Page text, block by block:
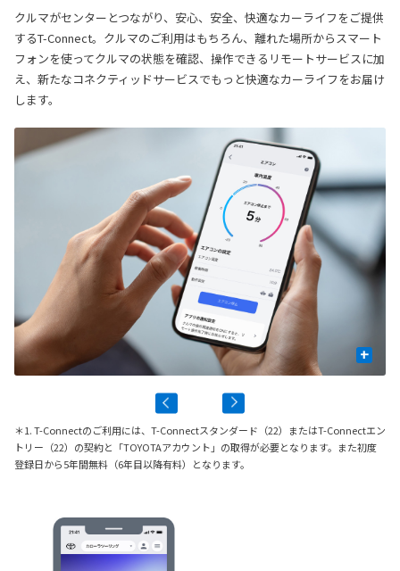
クルマがセンターとつながり、安心、安全、快適なカーライフをご提供
するT-Connect。クルマのご利用はもちろん、離れた場所からスマート
フォンを使ってクルマの状態を確認、操作できるリモートサービスに加
え、新たなコネクティッドサービスでもっと快適なカーライフをお届け
します。
+
＊1. T-Connectのご利用には、T-Connectスタンダード（22）またはT-Connectエン
トリー（22）の契約と「TOYOTAアカウント」の取得が必要となります。また初度
登録日から5年間無料（6年目以降有料）となります。